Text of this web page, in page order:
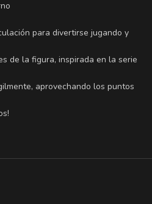
para divertirse jugando y
de la figura, inspirada en la serie
aprovechando los puntos